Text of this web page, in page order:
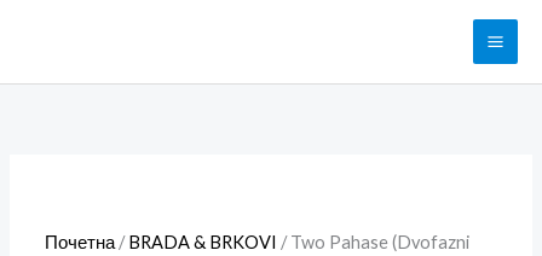
sadržaj
Почетна /BRADA & BRKOVI / Two Pahase (Dvofazni